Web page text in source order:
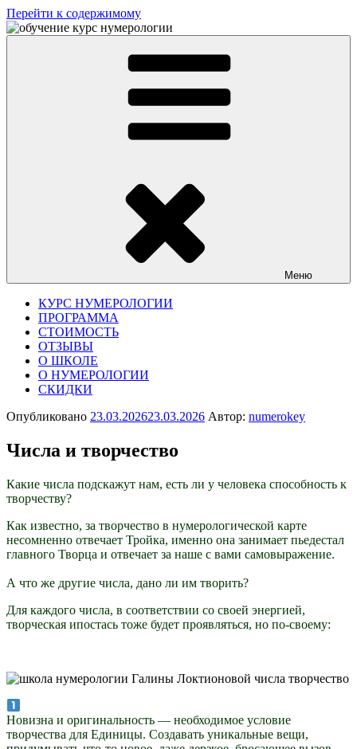
Перейти к содержимому
Онлайн-школа
классической
ШКОЛА НУМЕРОЛОГИИ ГАЛИНЫ ЛОКТИОНОВОЙ.
ЦЕНТР "ЗЕРКАЛО"
Меню
КУРС НУМЕРОЛОГИИ
ПРОГРАММА
СТОИМОСТЬ
ОТЗЫВЫ
О ШКОЛЕ
О НУМЕРОЛОГИИ
СКИДКИ
Опубликовано 23.03.202623.03.2026 Автор: numerokey
Числа и творчество
Какие числа подскажут нам, есть ли у человека способность к
творчеству?
Как известно, за творчество в нумерологической карте
несомненно отвечает Тройка, именно она занимает пьедестал
главного Творца и отвечает за наше с вами самовыражение.
А что же другие числа, дано ли им творить?
Для каждого числа, в соответствии со своей энергией,
творческая ипостась тоже будет проявляться, но по-своему:
Новизна и оригинальность — необходимое условие
творчества для Единицы. Создавать уникальные вещи,